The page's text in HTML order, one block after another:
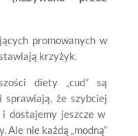
promowanych w
krzyżyk.
diety „cud” są
sprawiają, że szybciej
dostajemy jeszcze w
Ale nie każdą „modną”